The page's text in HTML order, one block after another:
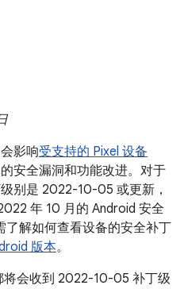
影响受支持的 Pixel 设备
安全漏洞和功能改进。对于
别是 2022-10-05 或更新，
年 10 月的 Android 安全
解如何查看设备的安全补丁
版本。
将会收到 2022-10-05 补丁级